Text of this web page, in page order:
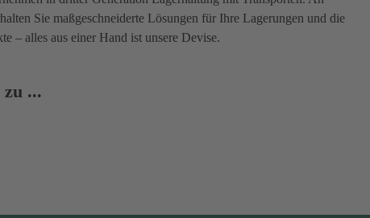
Sie maßgeschneiderte Lösungen für Ihre Lagerungen und die
– alles aus einer Hand ist unsere Devise.
zu ...